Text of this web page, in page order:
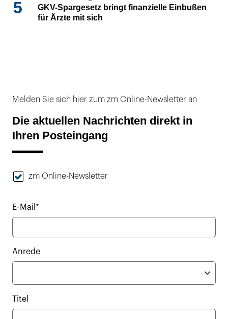
5
GKV-Spargesetz bringt finanzielle Einbußen
für Ärzte mit sich
Melden Sie sich hier zum zm Online-Newsletter an
Die aktuellen Nachrichten direkt in
Ihren Posteingang
zm Online-Newsletter
E-Mail*
Anrede
Titel